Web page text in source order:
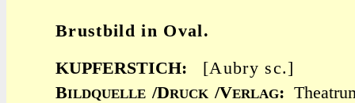
Brustbild in Oval.
KUPFERSTICH:
[Aubry sc.]
BILDQUELLE /DRUCK /VERLAG: